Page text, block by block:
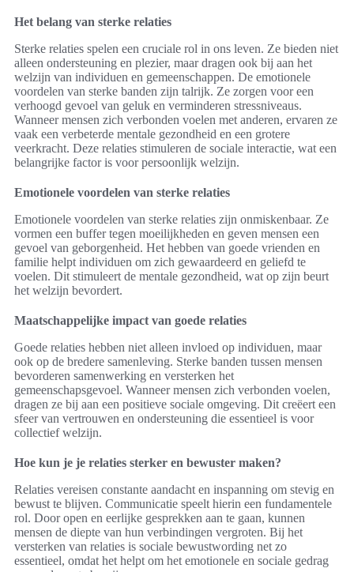
Het belang van sterke relaties
Sterke relaties spelen een cruciale rol in ons leven. Ze bieden niet
alleen ondersteuning en plezier, maar dragen ook bij aan het
welzijn van individuen en gemeenschappen. De emotionele
voordelen van sterke banden zijn talrijk. Ze zorgen voor een
verhoogd gevoel van geluk en verminderen stressniveaus.
Wanneer mensen zich verbonden voelen met anderen, ervaren ze
vaak een verbeterde mentale gezondheid en een grotere
veerkracht. Deze relaties stimuleren de sociale interactie, wat een
belangrijke factor is voor persoonlijk welzijn.
Emotionele voordelen van sterke relaties
Emotionele voordelen van sterke relaties zijn onmiskenbaar. Ze
vormen een buffer tegen moeilijkheden en geven mensen een
gevoel van geborgenheid. Het hebben van goede vrienden en
familie helpt individuen om zich gewaardeerd en geliefd te
voelen. Dit stimuleert de mentale gezondheid, wat op zijn beurt
het welzijn bevordert.
Maatschappelijke impact van goede relaties
Goede relaties hebben niet alleen invloed op individuen, maar
ook op de bredere samenleving. Sterke banden tussen mensen
bevorderen samenwerking en versterken het
gemeenschapsgevoel. Wanneer mensen zich verbonden voelen,
dragen ze bij aan een positieve sociale omgeving. Dit creëert een
sfeer van vertrouwen en ondersteuning die essentieel is voor
collectief welzijn.
Hoe kun je je relaties sterker en bewuster maken?
Relaties vereisen constante aandacht en inspanning om stevig en
bewust te blijven. Communicatie speelt hierin een fundamentele
rol. Door open en eerlijke gesprekken aan te gaan, kunnen
mensen de diepte van hun verbindingen vergroten. Bij het
versterken van relaties is sociale bewustwording net zo
essentieel, omdat het helpt om het emotionele en sociale gedrag